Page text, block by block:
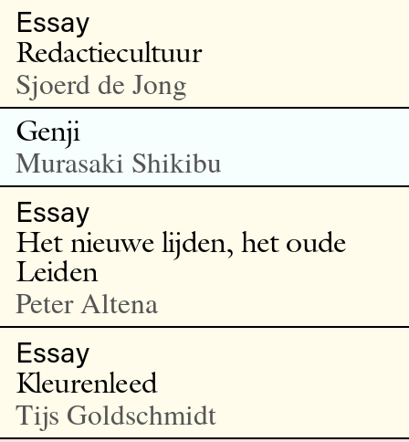
Essay
Redactiecultuur
Sjoerd de Jong
Genji
Murasaki Shikibu
Essay
Het nieuwe lijden, het oude
Leiden
Peter Altena
Essay
Kleurenleed
Tijs Goldschmidt